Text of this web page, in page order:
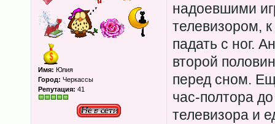
Имя: Юлия
Город: Черкассы
Репутация: 41
надоевшими
телевизором,
падать с ног.
второй
перед сном.
час-полтора
телевизора и